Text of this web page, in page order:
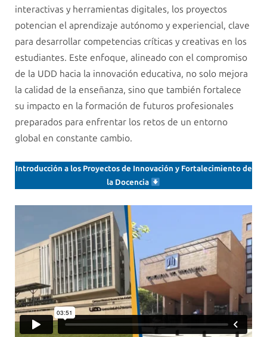
interactivas y herramientas digitales, los proyectos
potencian el aprendizaje autónomo y experiencial, clave
para desarrollar competencias críticas y creativas en los
estudiantes. Este enfoque, alineado con el compromiso
de la UDD hacia la innovación educativa, no solo mejora
la calidad de la enseñanza, sino que también fortalece
su impacto en la formación de futuros profesionales
preparados para enfrentar los retos de un entorno
global en constante cambio.
Introducción a los Proyectos de Innovación y Fortalecimiento de
la Docencia